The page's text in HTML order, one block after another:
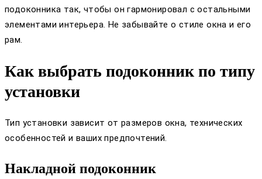
подоконника так, чтобы он гармонировал с остальными
элементами интерьера. Не забывайте о стиле окна и его
рам.
Как выбрать подоконник по типу
установки
Тип установки зависит от размеров окна, технических
особенностей и ваших предпочтений.
Накладной подоконник